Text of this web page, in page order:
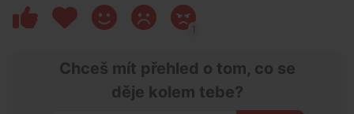
1
Chceš mít přehled o tom, co se
děje kolem tebe?